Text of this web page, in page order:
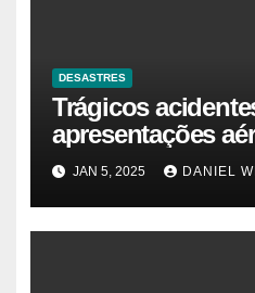
DESASTRES
Trágicos
apresentações
JAN 5, 2025 DANIEL